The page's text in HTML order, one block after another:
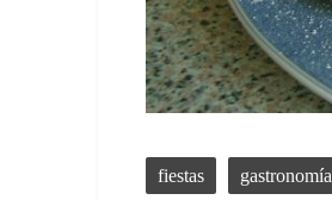
fiestas gastronomía